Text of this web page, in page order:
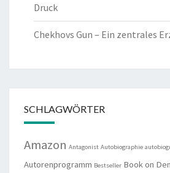
Druck
Chekhovs Gun – Ein zentrales
SCHLAGWÖRTER
Amazon Antagonist Autobiographie
Autorenprogramm Bestseller Book on